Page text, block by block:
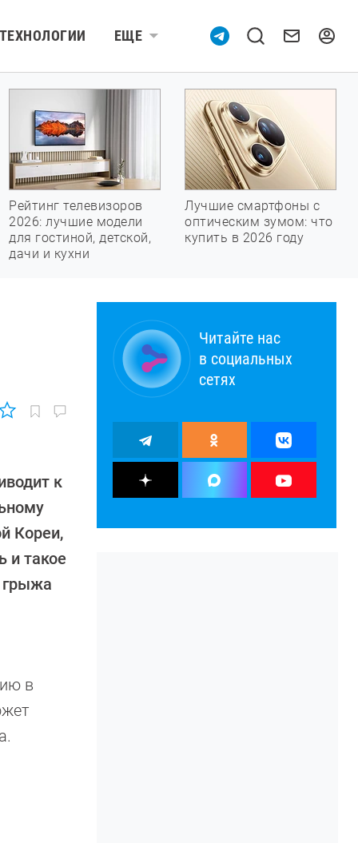
ТЕХНОЛОГИИ ЕЩЕ
Рейтинг телевизоров
2026: лучшие модели
для гостиной, детской,
дачи и кухни
Лучшие смартфоны с
оптическим зумом: что
купить в 2026 году
к
Кореи,
и такое
грыжа
в
Читайте нас
в социальных
сетях